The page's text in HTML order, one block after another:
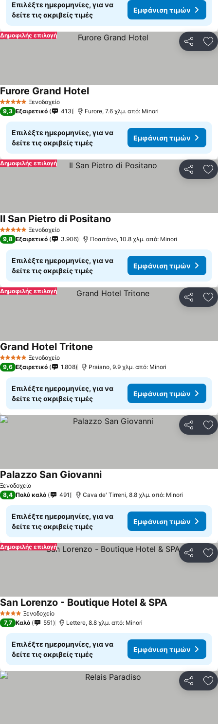
Επιλέξτε ημερομηνίες, για να
δείτε τις ακριβείς τιμές
Εμφάνιση τιμών
Δημοφιλής επιλογή
5 Αστέρια Ξενοδοχείο
Furore Grand Hotel
9,3 Εξαιρετικό 413 Furore, 7.6 χλμ. από: Minori
Επιλέξτε ημερομηνίες, για να
δείτε τις ακριβείς τιμές
Εμφάνιση τιμών
Δημοφιλής επιλογή
5 Αστέρια Ξενοδοχείο
Il San Pietro di Positano
9,8 Εξαιρετικό 3.906 Ποσιτάνο, 10.8 χλμ. από: Minori
Επιλέξτε ημερομηνίες, για να
δείτε τις ακριβείς τιμές
Εμφάνιση τιμών
Δημοφιλής επιλογή
5 Αστέρια Ξενοδοχείο
Grand Hotel Tritone
9,6 Εξαιρετικό 1.808 Praiano, 9.9 χλμ. από: Minori
Επιλέξτε ημερομηνίες, για να
δείτε τις ακριβείς τιμές
Εμφάνιση τιμών
Ξενοδοχείο
Palazzo San Giovanni
8,4 Πολύ καλό 491 Cava de' Tirreni, 8.8 χλμ. από: Minori
Επιλέξτε ημερομηνίες, για να
δείτε τις ακριβείς τιμές
Εμφάνιση τιμών
Δημοφιλής επιλογή
4 ΑστέριαΞενοδοχείο
San Lorenzo - Boutique Hotel & SPA
7,7 Καλό 551 Lettere, 8.8 χλμ. από: Minori
Επιλέξτε ημερομηνίες, για να
δείτε τις ακριβείς τιμές
Εμφάνιση τιμών